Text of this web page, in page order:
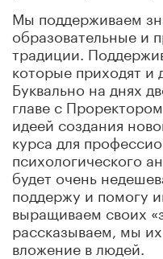
Мы поддерживаем
образовательные и
традиции.
которые приходят и
Буквально на днях
главе с
идеей создания
курса для
психологического
будет очень
поддержу и помогу
выращиваем своих
рассказываем, мы
вложение в людей.